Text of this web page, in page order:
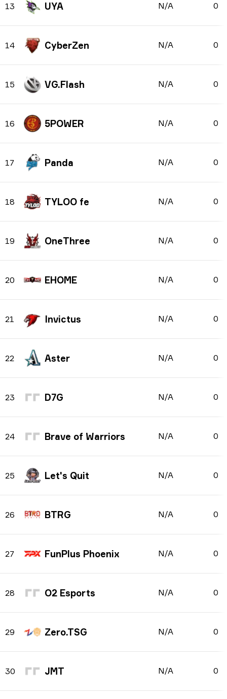
13 UYA N/A 0
14 CyberZen N/A 0
15 VG.Flash N/A 0
16 5POWER N/A 0
17 Panda N/A 0
18 TYLOO fe N/A 0
19 OneThree N/A 0
20 EHOME N/A 0
21 Invictus N/A 0
22 Aster N/A 0
23 D7G N/A 0
24 Brave of Warriors N/A 0
25 Let's Quit N/A 0
26 BTRG N/A 0
27 FunPlus Phoenix N/A 0
28 O2 Esports N/A 0
29 Zero.TSG N/A 0
30 JMT N/A 0